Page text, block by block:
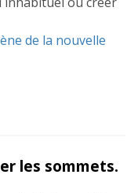
de la nouvelle
les sommets.